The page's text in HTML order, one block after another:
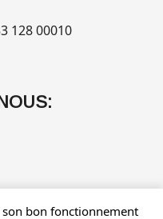
128 00010
bon fonctionnement